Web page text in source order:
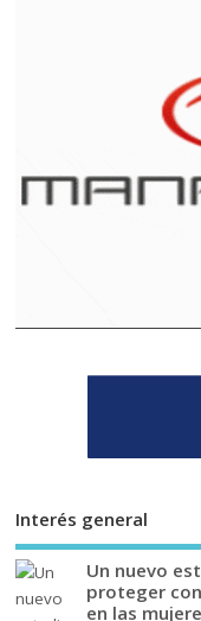
Interés general
Un nuevo
proteger
en las